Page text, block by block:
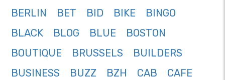
BERLIN
BET BID BIKE
BINGO
BLACK
BLOG BLUE
BOSTON
BOUTIQUE
BRUSSELS
BUILDERS
BUSINESS
BUZZ BZH CAB
CAFE